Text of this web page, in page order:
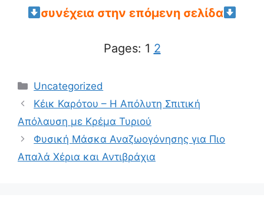
συνέχεια στην επόμενη σελίδα
Pages: 1 2
Categories
Uncategorized
Κέικ Καρότου – Η Απόλυτη Σπιτική
Απόλαυση με Κρέμα Τυριού
Φυσική Μάσκα Αναζωογόνησης για Πιο
Απαλά Χέρια και Αντιβράχια